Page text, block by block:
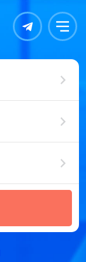
Контакты Меню